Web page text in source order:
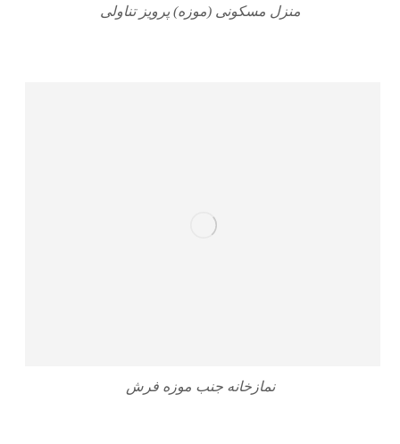
منزل مسکونی (موزه) پرویز تناولی
نمازخانه جنب موزه فرش